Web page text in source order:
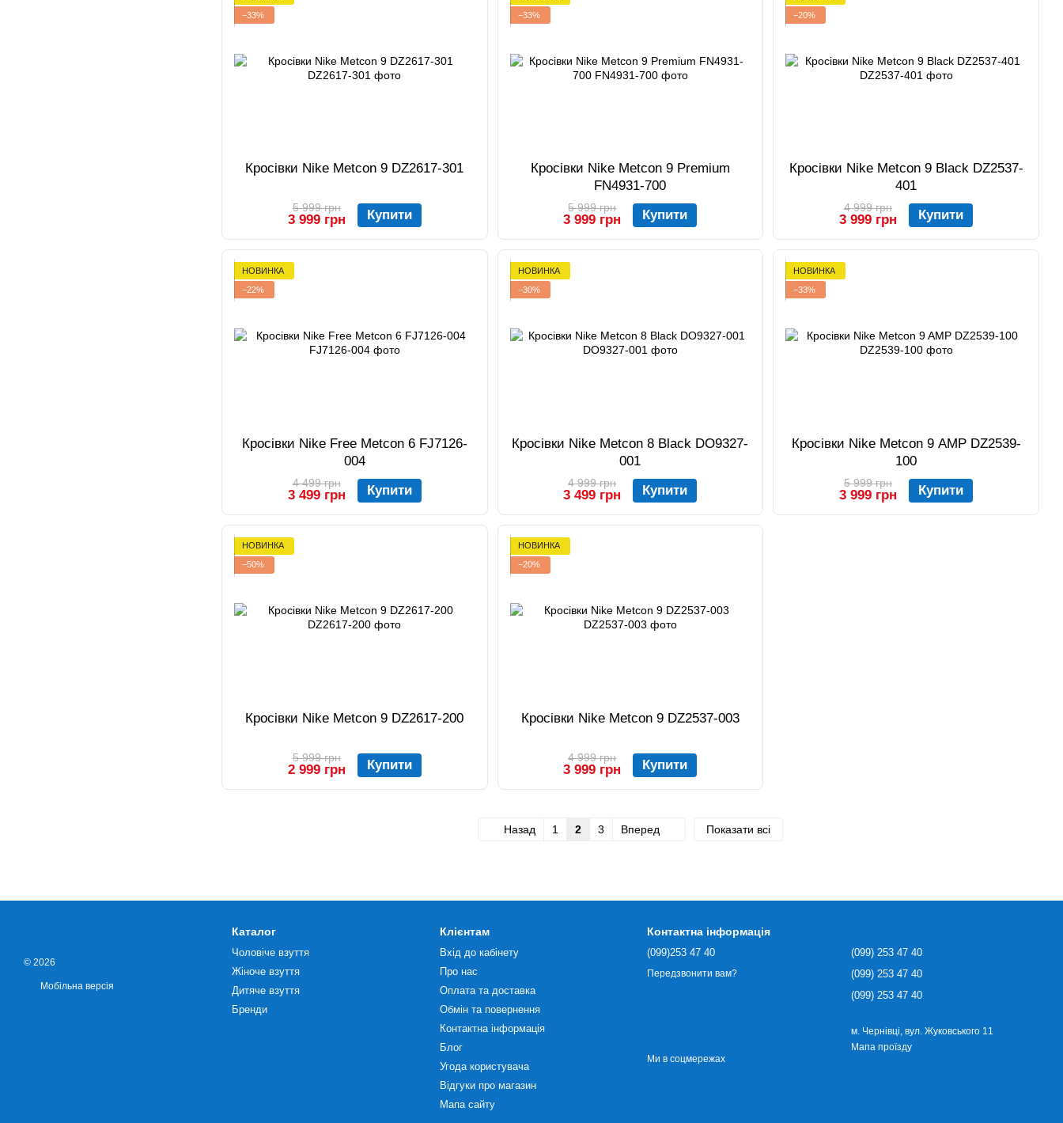
−33%
Кросівки Nike Metcon 9 DZ2617-301
5 999 грн
3 999 грн Купити
−33%
Кросівки Nike Metcon 9 Premium
FN4931-700
5 999 грн
3 999 грн Купити
−20%
Кросівки Nike Metcon 9 Black DZ2537-
401
4 999 грн
3 999 грн Купити
НОВИНКА
−22%
Кросівки Nike Free Metcon 6 FJ7126-
004
4 499 грн
3 499 грн Купити
НОВИНКА
−30%
Кросівки Nike Metcon 8 Black DO9327-
001
4 999 грн
3 499 грн Купити
НОВИНКА
−33%
Кросівки Nike Metcon 9 AMP DZ2539-
100
5 999 грн
3 999 грн Купити
НОВИНКА
−50%
Кросівки Nike Metcon 9 DZ2617-200
5 999 грн
2 999 грн Купити
НОВИНКА
−20%
Кросівки Nike Metcon 9 DZ2537-003
4 999 грн
3 999 грн Купити
Назад 1 2 3 Вперед Показати всі
© 2026
Мобільна версія
Каталог
Чоловіче взуття
Жіноче взуття
Дитяче взуття
Бренди
Клієнтам
Вхід до кабінету
Про нас
Оплата та доставка
Обмін та повернення
Контактна інформація
Блог
Угода користувача
Відгуки про магазин
Мапа сайту
Контактна інформація
(099)253 47 40
Передзвонити вам?
(099) 253 47 40
(099) 253 47 40
(099) 253 47 40
м. Чернівці, вул. Жуковського 11
Мапа проїзду
Ми в соцмережах